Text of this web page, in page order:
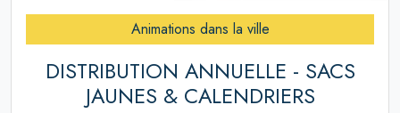
Animations dans la ville
DISTRIBUTION ANNUELLE - SACS
JAUNES & CALENDRIERS